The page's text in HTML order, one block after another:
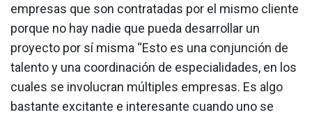
empresas que son contratadas por el mismo cliente
porque no hay nadie que pueda desarrollar un
proyecto por sí misma “Esto es una conjunción de
talento y una coordinación de especialidades, en los
cuales se involucran múltiples empresas. Es algo
bastante excitante e interesante cuando uno se